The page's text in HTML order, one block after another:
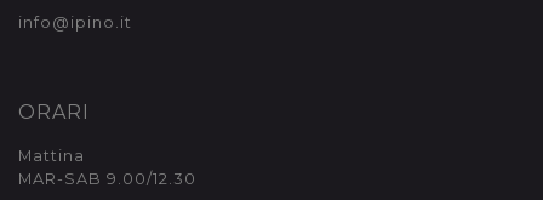
info@ipino.it
ORARI
Mattina
MAR-SAB 9.00/12.30